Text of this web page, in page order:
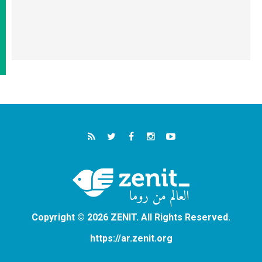
Copyright © 2026 ZENIT. All Rights Reserved.
https://ar.zenit.org